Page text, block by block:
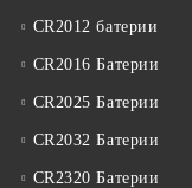
CR2012 батерии
CR2016 Батерии
CR2025 Батерии
CR2032 Батерии
CR2320 Батерии